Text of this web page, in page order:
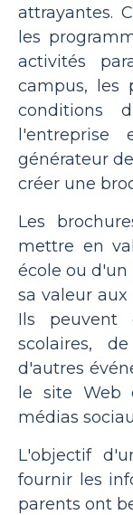
attrayantes.
les
activités
campus, les
conditions
générateur
créer une
Les
mettre en
école ou
sa valeur
Ils peuvent
scolaires,
d'autres
le site Web
médias
L'objectif
fournir les
parents ont